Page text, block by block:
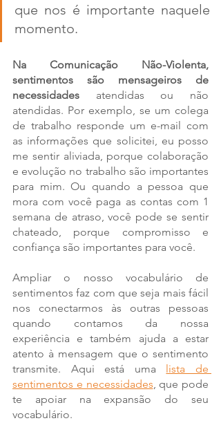
que nos é importante naquele
momento.
Na Comunicação Não-Violenta,
sentimentos são mensageiros de
necessidades atendidas ou não
atendidas. Por exemplo, se um colega
de trabalho responde um e-mail com
as informações que solicitei, eu posso
me sentir aliviada, porque colaboração
e evolução no trabalho são importantes
para mim. Ou quando a pessoa que
mora com você paga as contas com 1
semana de atraso, você pode se sentir
chateado, porque compromisso e
confiança são importantes para você.
Ampliar o nosso vocabulário de
sentimentos faz com que seja mais fácil
nos conectarmos às outras pessoas
quando contamos da nossa
experiência e também ajuda a estar
atento à mensagem que o sentimento
transmite. Aqui está uma lista de
sentimentos e necessidades, que pode
te apoiar na expansão do seu
vocabulário.